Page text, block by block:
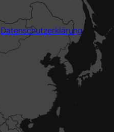
Datenschutzerklärung